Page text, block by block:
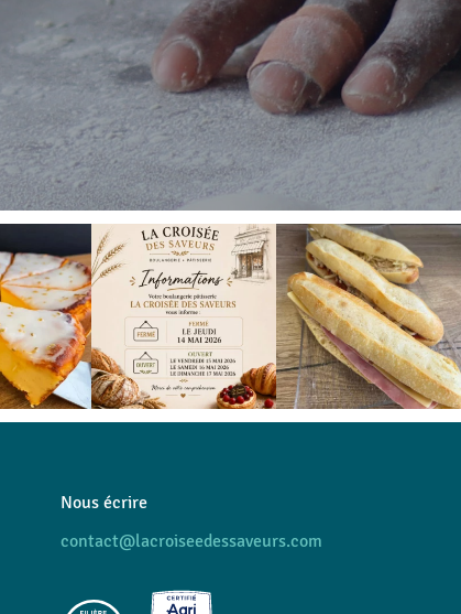
Nous écrire
contact@lacroiseedessaveurs.com